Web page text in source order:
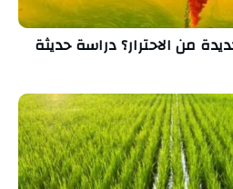
من الاحترار؟ دراسة حديثة